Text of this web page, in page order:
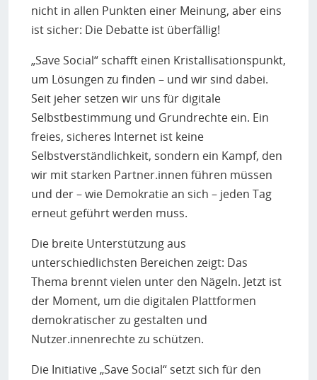
nicht in allen Punkten einer Meinung, aber eins
ist sicher: Die Debatte ist überfällig!
„Save Social“ schafft einen Kristallisationspunkt,
um Lösungen zu finden – und wir sind dabei.
Seit jeher setzen wir uns für digitale
Selbstbestimmung und Grundrechte ein. Ein
freies, sicheres Internet ist keine
Selbstverständlichkeit, sondern ein Kampf, den
wir mit starken Partner.innen führen müssen
und der – wie Demokratie an sich – jeden Tag
erneut geführt werden muss.
Die breite Unterstützung aus
unterschiedlichsten Bereichen zeigt: Das
Thema brennt vielen unter den Nägeln. Jetzt ist
der Moment, um die digitalen Plattformen
demokratischer zu gestalten und
Nutzer.innenrechte zu schützen.
Die Initiative „Save Social“ setzt sich für den